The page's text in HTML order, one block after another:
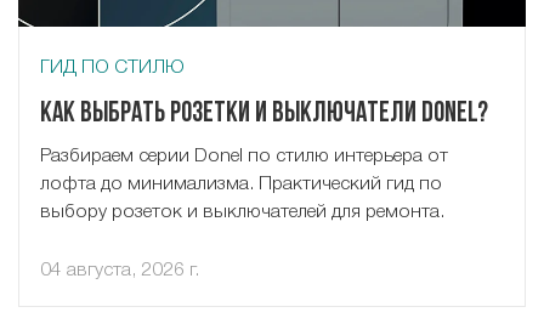
ГИД ПО СТИЛЮ
Как выбрать розетки и выключатели Donel?
Разбираем серии Donel по стилю интерьера от
лофта до минимализма. Практический гид по
выбору розеток и выключателей для ремонта.
04 августа, 2026 г.